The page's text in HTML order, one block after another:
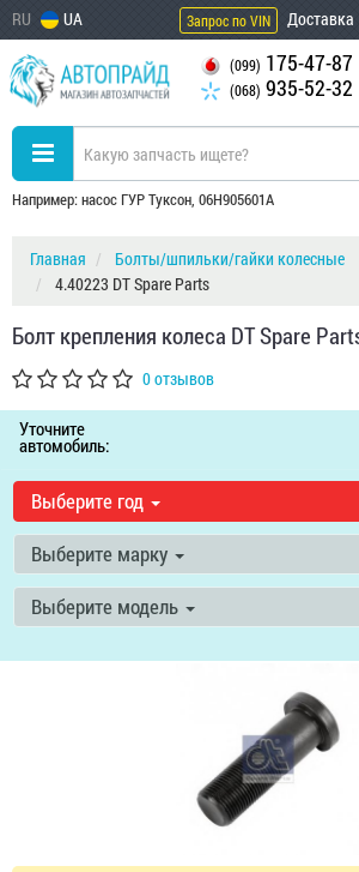
RU UA Запрос по VIN Доставка
(099) 175-47-87
(068) 935-52-32
Например: насос ГУР Туксон, 06H905601A
Главная
Болты/шпильки/гайки колесные
4.40223 DT Spare Parts
Болт крепления колеса DT Spare
0 отзывов
Уточните
автомобиль:
Выберите год
Выберите марку
Выберите модель